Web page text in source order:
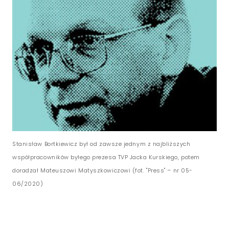
Stanisław Bortkiewicz był od zawsze jednym z najbliższych
współpracowników byłego prezesa TVP Jacka Kurskiego, potem
doradzał Mateuszowi Matyszkowiczowi (fot. "Press" – nr 05-
06/2020)